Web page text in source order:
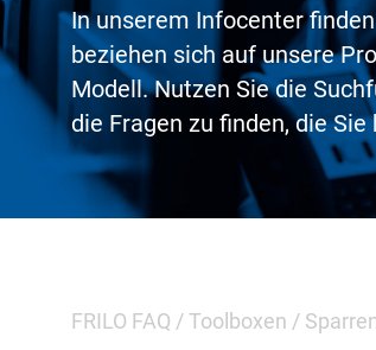
In unserem Infocenter
beziehen sich auf unsere
Modell. Nutzen Sie die
die Fragen zu finden, die Sie
FRILO FAQ /Toolboxen /